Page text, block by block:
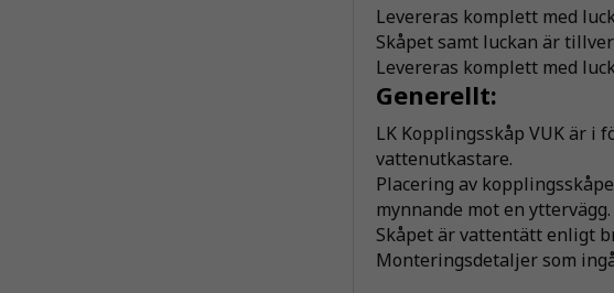
Levereras komplett med
Skåpet samt luckan är
Levereras komplett med
Generellt:
LK Kopplingsskåp VUK är i
vattenutkastare.
Placering av
mynnande mot en yttervägg.
Skåpet är vattentätt enligt
Monteringsdetaljer som